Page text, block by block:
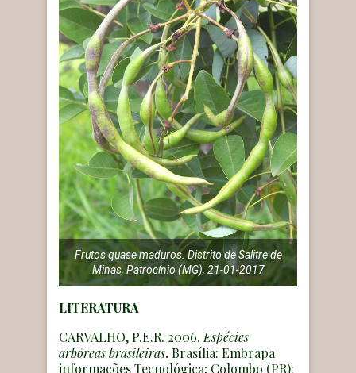
Frutos quase maduros. Distrito de Salitre de
Minas, Patrocínio (MG), 21-01-2017
LITERATURA
CARVALHO, P.E.R. 2006. Espécies
arbóreas brasileiras.Brasília: Embrapa
informações Tecnológica; Colombo (PR):